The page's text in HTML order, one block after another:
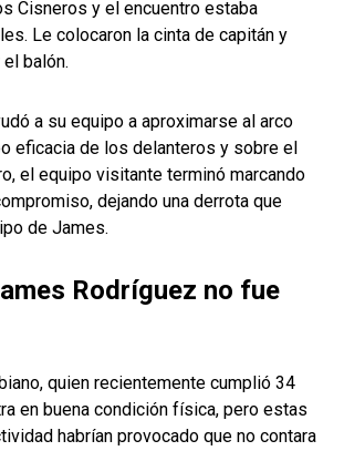
Cisneros y el encuentro estaba
Le colocaron la cinta de capitán y
balón.
a su equipo a aproximarse al arco
eficacia de los delanteros y sobre el
el equipo visitante terminó marcando
dejando una derrota que
de James.
Rodríguez no fue
quien recientemente cumplió 34
en buena condición física, pero estas
habrían provocado que no contara